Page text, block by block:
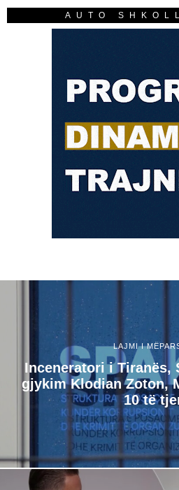
AUTO
LAJMI I
Inceneratori i Tiranës,
gjykim Klodian Zoton,
10 të